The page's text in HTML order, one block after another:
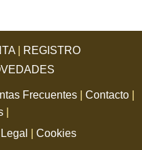
REGISTRO
Frecuentes Contacto
Cookies